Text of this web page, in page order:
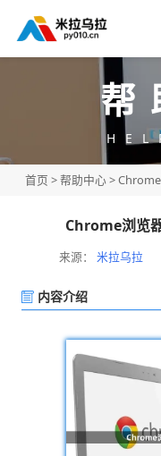
帮
首页 >帮助中心>
Chrome浏览
来源： 米拉乌拉
内容介绍